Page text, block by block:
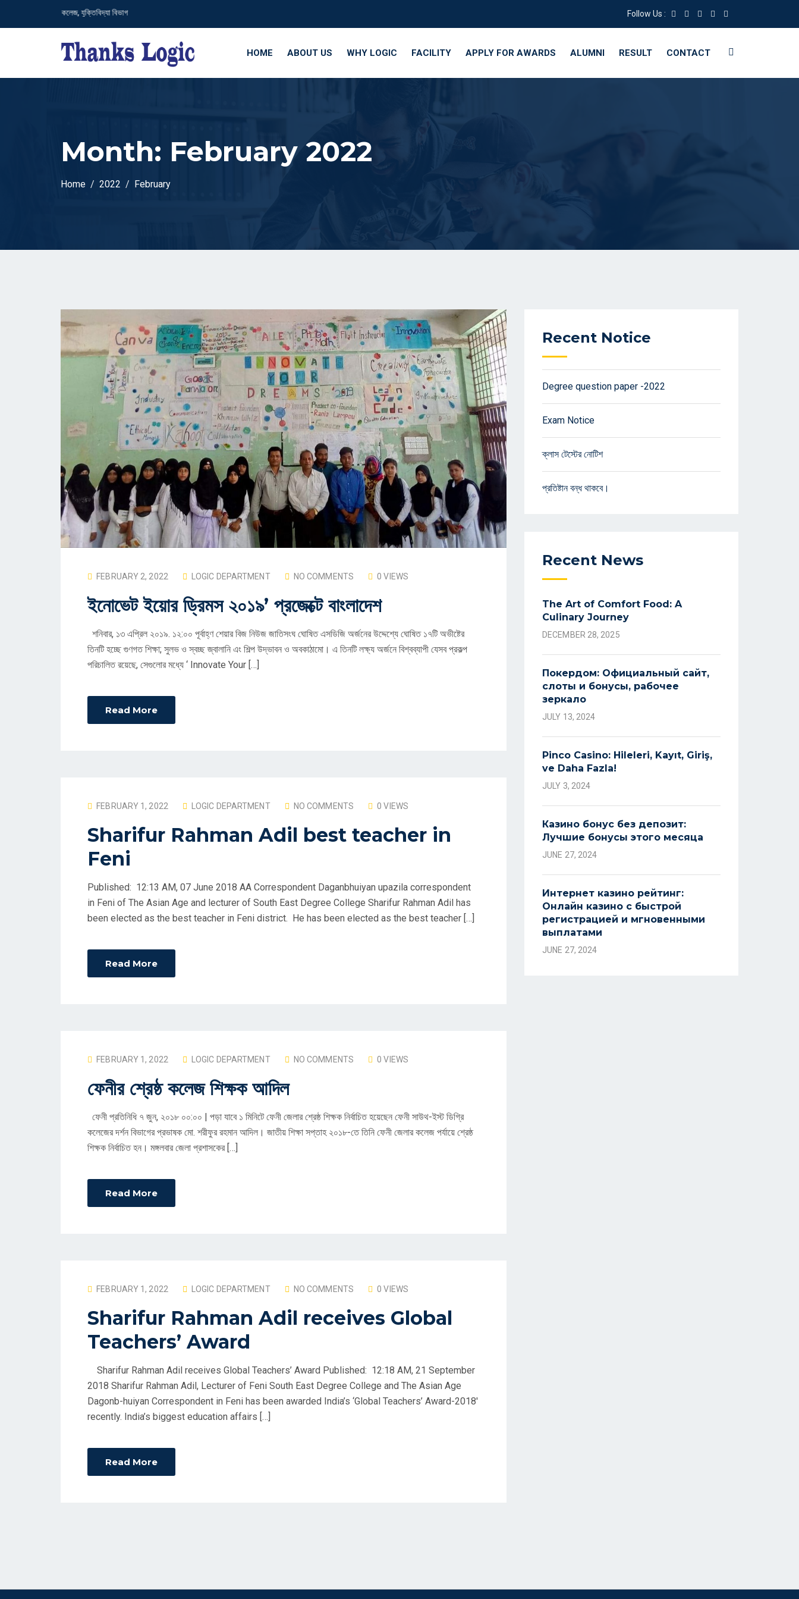
ডিগ্রি কলেজ, যুক্তিবিদ্যা বিভাগ Follow Us :
HOME ABOUT US WHY LOGIC FACILITY APPLY FOR AWARDS ALUMNI RESULT CONTACT
Month: February 2022
Home 2022 February
P
S
E
D
O
FEBRUARY 2, 2022 LOGIC DEPARTMENT NO COMMENTS 0 VIEWS
ইনোভেট ইয়োর ড্রিমস ২০১৯’ প্রজেক্টে বাংলাদেশ
শনিবার, ১৩ এপ্রিল ২০১৯. ১২:০০ পূর্বাহ্ণ শেয়ার বিজ নিউজ জাতিসংঘ ঘোষিত এসডিজি অর্জনের উদ্দেশ্যে ঘোষিত ১৭টি অভীষ্টের
তিনটি হচ্ছে গুণগত শিক্ষা; সুলভ ও স্বচ্ছ জ্বালানি এং শিল্প উদ্ভাবন ও অবকাঠামো। এ তিনটি লক্ষ্য অর্জনে বিশ্বব্যাপী যেসব প্রকল্প
পরিচালিত রয়েছে, সেগুলোর মধ্যে ‘ Innovate Your […]
Read More
P
S
T
D
O
N
FEBRUARY 1, 2022 LOGIC DEPARTMENT NO COMMENTS 0 VIEWS
Sharifur Rahman Adil best teacher in
Feni
Published: 12:13 AM, 07 June 2018 AA Correspondent Daganbhuiyan upazila correspondent
in Feni of The Asian Age and lecturer of South East Degree College Sharifur Rahman Adil has
been elected as the best teacher in Feni district. He has been elected as the best teacher […]
Read More
P
S
E
D
O
FEBRUARY 1, 2022 LOGIC DEPARTMENT NO COMMENTS 0 VIEWS
ফেনীর শ্রেষ্ঠ কলেজ শিক্ষক আদিল
ফেনী প্রতিনিধি ৭ জুন, ২০১৮ ০০:০০ | পড়া যাবে ১ মিনিটে ফেনী জেলার শ্রেষ্ঠ শিক্ষক নির্বাচিত হয়েছেন ফেনী সাউথ-ইস্ট ডিগ্রি
কলেজের দর্শন বিভাগের প্রভাষক মো. শরীফুর রহমান আদিল। জাতীয় শিক্ষা সপ্তাহ ২০১৮-তে তিনি ফেনী জেলার কলেজ পর্যায়ে শ্রেষ্ঠ
শিক্ষক নির্বাচিত হন। মঙ্গলবার জেলা প্রশাসকের […]
Read More
P
S
T
E
D
O
N
FEBRUARY 1, 2022 LOGIC DEPARTMENT NO COMMENTS 0 VIEWS
Sharifur Rahman Adil receives Global
Teachers’ Award
Sharifur Rahman Adil receives Global Teachers’ Award Published: 12:18 AM, 21 September
2018 Sharifur Rahman Adil, Lecturer of Feni South East Degree College and The Asian Age
Dagonb-huiyan Correspondent in Feni has been awarded India’s ‘Global Teachers’ Award-2018′
recently. India’s biggest education affairs […]
Read More
Recent Notice
Degree question paper -2022
Exam Notice
ক্লাস টেস্টের নোটিশ
প্রতিষ্টান বন্ধ থাকবে।
Recent News
The Art of Comfort Food: A
Culinary Journey
DECEMBER 28, 2025
Покердом: Официальный сайт,
слоты и бонусы, рабочее
зеркало
JULY 13, 2024
Pinco Casino: Hileleri, Kayıt, Giriş,
ve Daha Fazla!
JULY 3, 2024
Казино бонус без депозит:
Лучшие бонусы этого месяца
JUNE 27, 2024
Интернет казино рейтинг:
Онлайн казино с быстрой
регистрацией и мгновенными
выплатами
JUNE 27, 2024